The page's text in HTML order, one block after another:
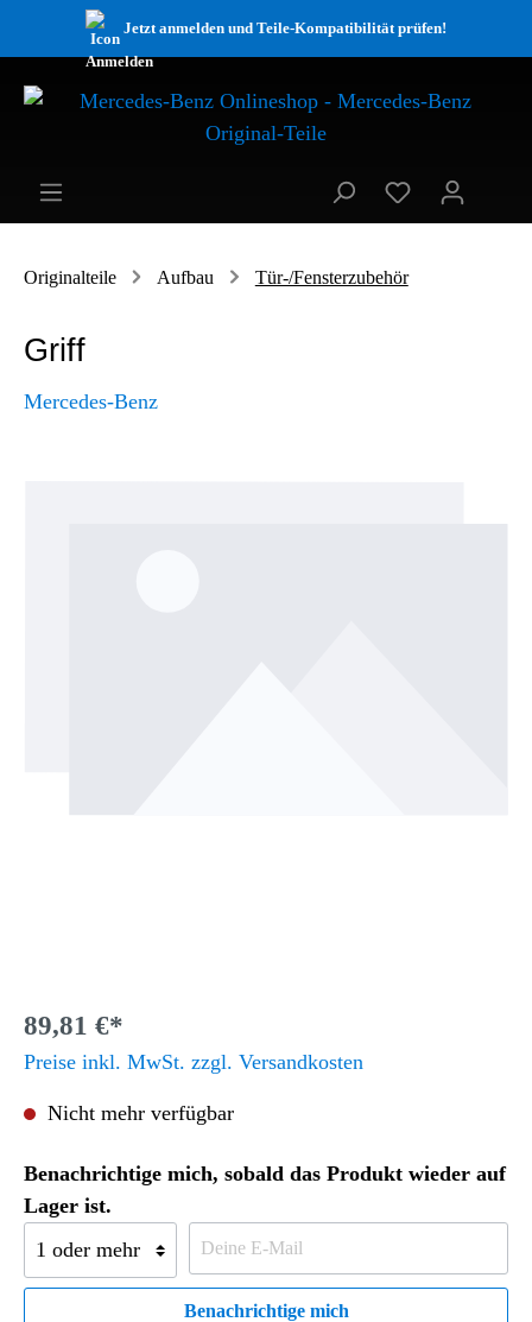
Jetzt anmelden und Teile-Kompatibilität prüfen!
Originalteile Aufbau Tür-/Fensterzubehör
Griff
Mercedes-Benz
89,81 €*
Preise inkl. MwSt. zzgl. Versandkosten
Nicht mehr verfügbar
Benachrichtige mich, sobald das Produkt wieder auf
Lager ist.
Benachrichtige mich